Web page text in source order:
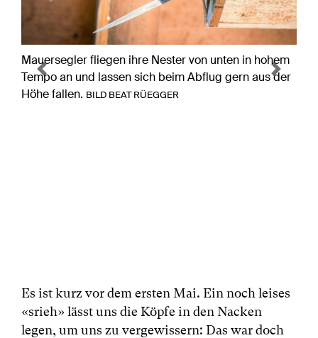
Mauersegler fliegen ihre Nester von unten in hohem
Tempo an und lassen sich beim Abflug gern aus der
Höhe fallen. BILD BEAT RÜEGGER
Previous Next
Es ist kurz vor dem ersten Mai. Ein noch leises
«srieh» lässt uns die Köpfe in den Nacken
legen, um uns zu vergewissern: Das war doch